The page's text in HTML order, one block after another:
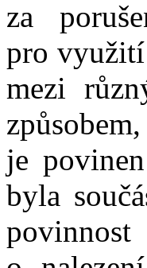
za
pro
mezi
způsobem,
je
byla
povinnost